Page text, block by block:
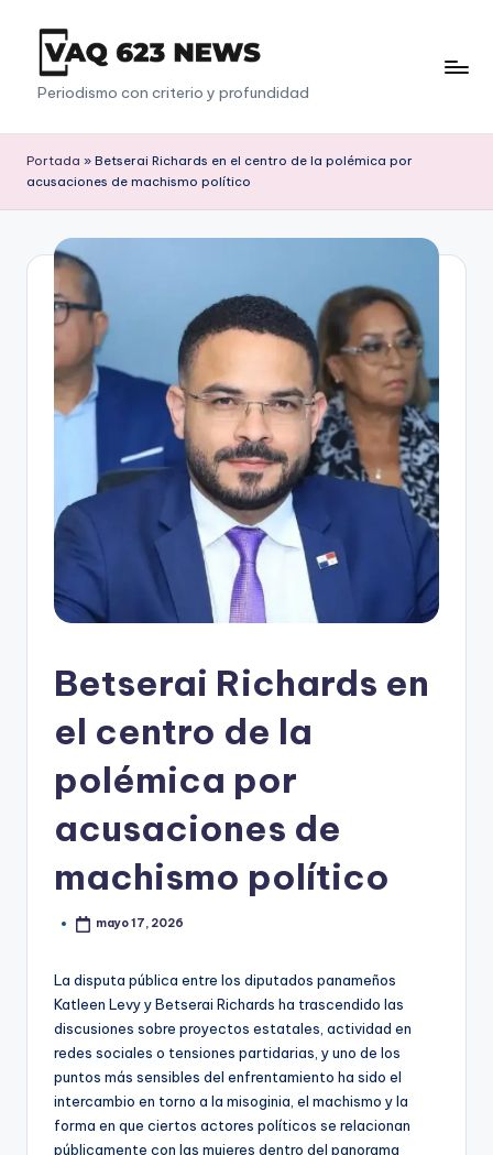
Saltar
contenido
V
a
q
6
3
Periodismo con criterio y profundidad
Portada » Betserai Richards en el centro de la polémica por
acusaciones de machismo político
Betserai Richards en
el centro de la
polémica por
acusaciones de
machismo político
mayo 17, 2026
La disputa pública entre los diputados panameños
Katleen Levy y Betserai Richards ha trascendido las
discusiones sobre proyectos estatales, actividad en
redes sociales o tensiones partidarias, y uno de los
puntos más sensibles del enfrentamiento ha sido el
intercambio en torno a la misoginia, el machismo y la
forma en que ciertos actores políticos se relacionan
públicamente con las mujeres dentro del panorama